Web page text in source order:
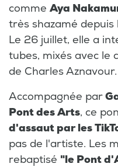
comme Aya
très shazamé
Le 26 juillet, elle a
tubes, mixés avec le
de Charles Aznavour.
Accompagnée par
Pont des Arts, ce
d'assaut par les
pas de l'artiste. Les
rebaptisé "le Pont